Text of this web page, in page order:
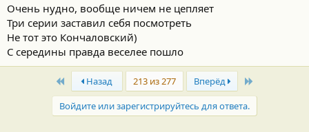
Очень нудно, вообще ничем не цепляет
Три серии заставил себя посмотреть
Не тот это Кончаловский)
С середины правда веселее пошло
First Назад 213 из 277 Вперёд
Войдите или зарегистрируйтесь для ответа.